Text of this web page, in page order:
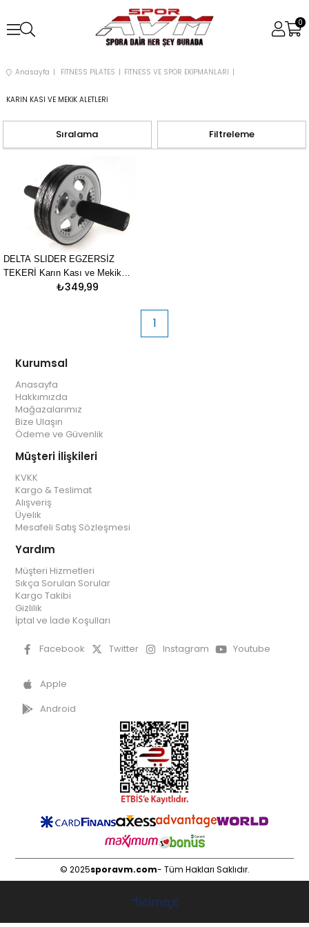
0
Anasayfa FİTNESS PİLATES FİTNESS VE SPOR EKİPMANLARI
KARIN KASI VE MEKİK ALETLERİ
Filtreleme
Sıralama
DELTA SLIDER EGZERSİZ
TEKERİ Karın Kası ve Mekik
Aletleri Unisex₺349,99
1
Kurumsal
Anasayfa
Hakkımızda
Mağazalarımız
Bize Ulaşın
Ödeme ve Güvenlik
Müşteri İlişkileri
KVKK
Kargo & Teslimat
Alışveriş
Üyelik
Mesafeli Satış Sözleşmesi
Yardım
Müşteri Hizmetleri
Sıkça Sorulan Sorular
Kargo Takibi
Gizlilik
İptal ve İade Koşulları
Facebook Twitter Instagram Youtube
Apple
Android
© 2025sporavm.com- Tüm Hakları Saklıdır.